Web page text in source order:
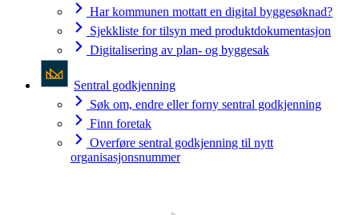
Har kommunen mottatt en digital byggesøknad?
Sjekkliste for tilsyn med produktdokumentasjon
Digitalisering av plan- og byggesak
Sentral godkjenning
Søk om, endre eller forny sentral godkjenning
Finn foretak
Overføre sentral godkjenning til nytt
organisasjonsnummer